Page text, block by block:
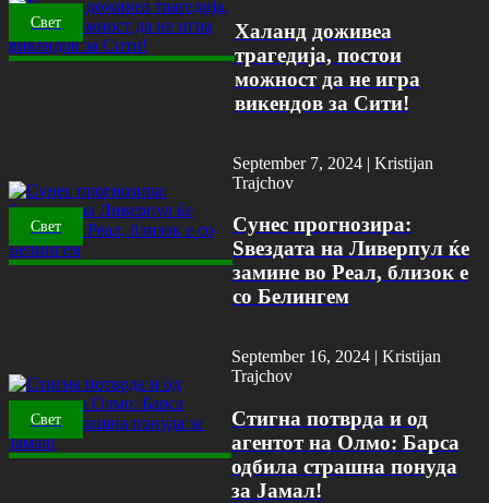
Свет
Халанд доживеа
трагедија, постои
можност да не игра
викендов за Сити!
Свет
September 7, 2024 | Kristijan
Trajchov
Сунес прогнозира:
Ѕвездата на Ливерпул ќе
замине во Реал, близок е
со Белингем
Свет
September 16, 2024 | Kristijan
Trajchov
Стигна потврда и од
агентот на Олмо: Барса
одбила страшна понуда
за Јамал!